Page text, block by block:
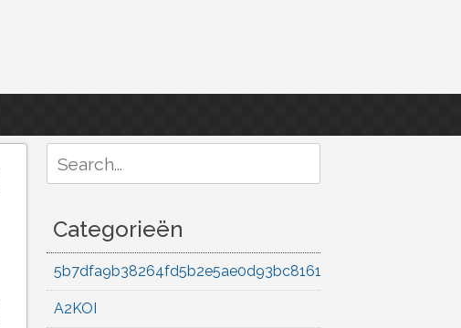
for:
Categorieën
5b7dfa9b38264fd5b2e5ae0d93bc8161
A2KOI